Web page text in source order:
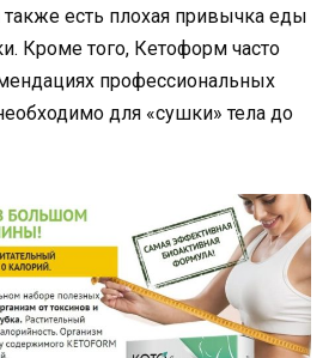
также есть плохая привычка еды
Кроме того, Кетоформ часто
профессиональных
для «сушки» тела до